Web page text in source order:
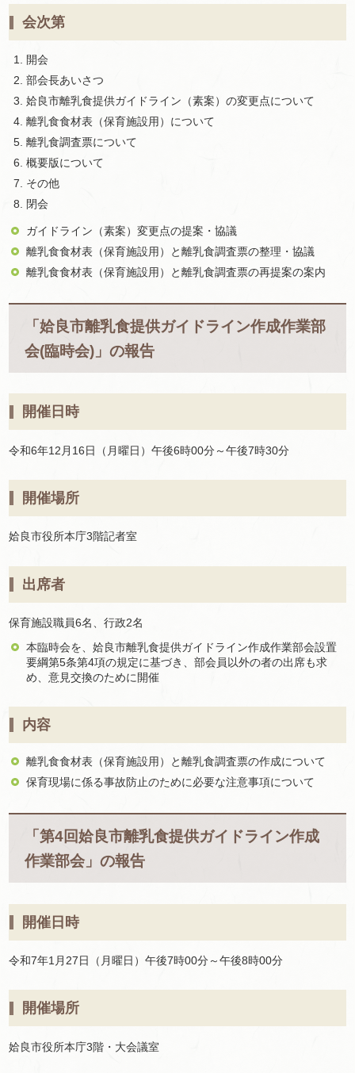
会次第
開会
部会長あいさつ
姶良市離乳食提供ガイドライン（素案）の変更点について
離乳食食材表（保育施設用）について
離乳食調査票について
概要版について
その他
閉会
ガイドライン（素案）変更点の提案・協議
離乳食食材表（保育施設用）と離乳食調査票の整理・協議
離乳食食材表（保育施設用）と離乳食調査票の再提案の案内
「姶良市離乳食提供ガイドライン作成作業部
会(臨時会)」の報告
開催日時
令和6年12月16日（月曜日）午後6時00分～午後7時30分
開催場所
姶良市役所本庁3階記者室
出席者
保育施設職員6名、行政2名
本臨時会を、姶良市離乳食提供ガイドライン作成作業部会設置
要綱第5条第4項の規定に基づき、部会員以外の者の出席も求
め、意見交換のために開催
内容
離乳食食材表（保育施設用）と離乳食調査票の作成について
保育現場に係る事故防止のために必要な注意事項について
「第4回姶良市離乳食提供ガイドライン作成
作業部会」の報告
開催日時
令和7年1月27日（月曜日）午後7時00分～午後8時00分
開催場所
姶良市役所本庁3階・大会議室